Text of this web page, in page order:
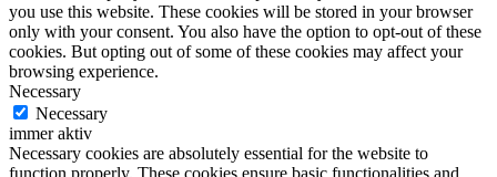
you use this website. These cookies will be stored in your browser
only with your consent. You also have the option to opt-out of these
cookies. But opting out of some of these cookies may affect your
browsing experience.
Necessary
Necessary
immer aktiv
Necessary cookies are absolutely essential for the website to
function properly. These cookies ensure basic functionalities and